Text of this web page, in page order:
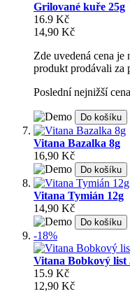
Grilované kuře 25g
16.9 Kč
14,90 Kč
Zde uvedená cena je
produkt prodávali za
Poslední nejnižší
Do košíku
Vitana Bazalka 8g
16,90 Kč
Do košíku
Vitana Tymián 12g
14,90 Kč
Do košíku
-18%
Vitana Bobkový list
15.9 Kč
12,90 Kč